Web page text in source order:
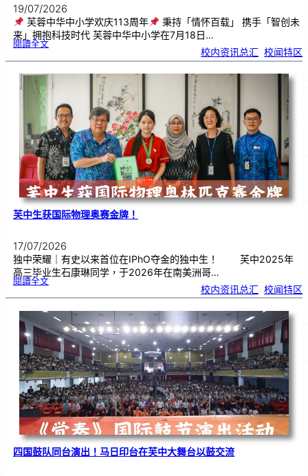
19/07/2026
芙蓉中华中小学欢庆113周年
秉持「情怀百载」 携手「智创未
来」拥抱科技时代 芙蓉中华中小学在7月18日…
閱讀全文:芙
华
小
学
欢庆
周
年
校内资讯总汇 校闻特区
芙中生获国际物理奥赛金牌！
17/07/2026
独中荣耀｜有史以来首位在IPhO夺金的独中生！ 芙中2025年
高三毕业生石康琳同学，于2026年在南美洲哥…
閱讀全文:芙
获
际
物
理
赛
金
牌
！
校内资讯总汇 校闻特区
四国鼓队同台演出！马日印台在芙中大舞台以鼓交流